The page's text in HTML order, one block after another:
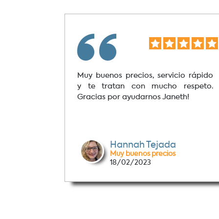
Muy buenos precios, servicio rápido
y te tratan con mucho respeto.
Gracias por ayudarnos Janeth!
Hannah Tejada
Muy buenos precios
18/02/2023